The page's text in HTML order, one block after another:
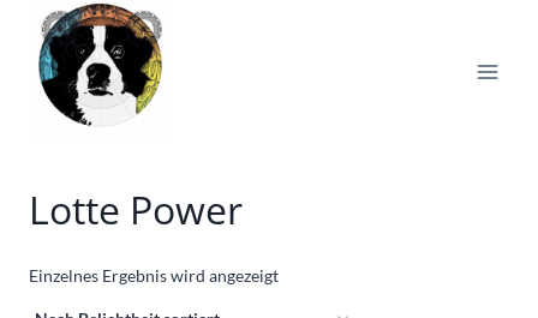
Inhalt
springen
Lotte Power
Einzelnes Ergebnis wird angezeigt